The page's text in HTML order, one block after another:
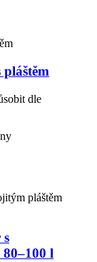
dle
s
l